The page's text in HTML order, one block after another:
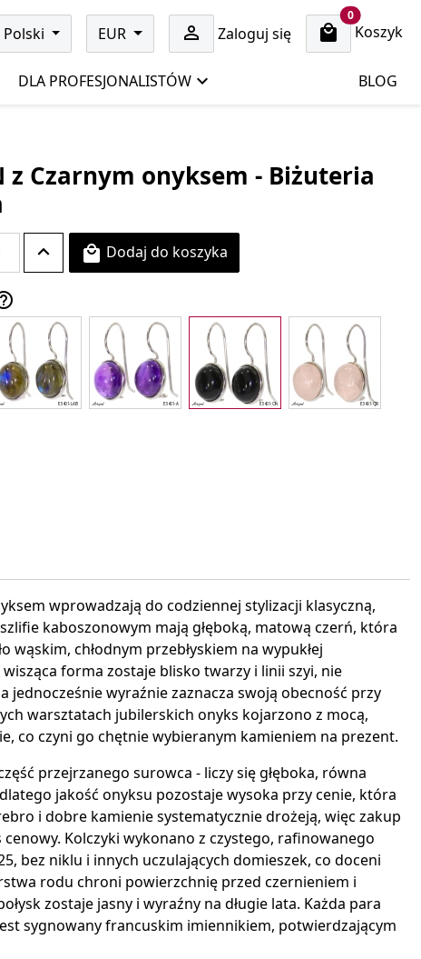
Polski EUR Zaloguj się 
0cart items
Koszyk
DLA PROFESJONALISTÓW BLOG
z Czarnym onyksem - Biżuteria
 Dodaj do koszyka
wprowadzają do codziennej stylizacji klasyczną,
kaboszonowym mają głęboką, matową czerń, która
wąskim, chłodnym przebłyskiem na wypukłej
forma zostaje blisko twarzy i linii szyi, nie
jednocześnie wyraźnie zaznacza swoją obecność przy
warsztatach jubilerskich onyks kojarzono z mocą,
co czyni go chętnie wybieranym kamieniem na prezent.
przejrzanego surowca - liczy się głęboka, równa
jakość onyksu pozostaje wysoka przy cenie, która
i dobre kamienie systematycznie drożeją, więc zakup
Kolczyki wykonano z czystego, rafinowanego
bez niklu i innych uczulających domieszek, co doceni
rodu chroni powierzchnię przed czernieniem i
zostaje jasny i wyraźny na długie lata. Każda para
sygnowany francuskim imiennikiem, potwierdzającym